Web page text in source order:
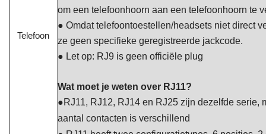
Telefoon
om een telefoonhoorn aan een telefoonhoorn te
● Omdat telefoontoestellen/headsets niet direct
ze geen specifieke geregistreerde jackcode.
● Let op: RJ9 is geen officiële plug
Wat moet je weten over RJ11?
●RJ11, RJ12, RJ14 en RJ25 zijn dezelfde serie,
aantal contacten is verschillend